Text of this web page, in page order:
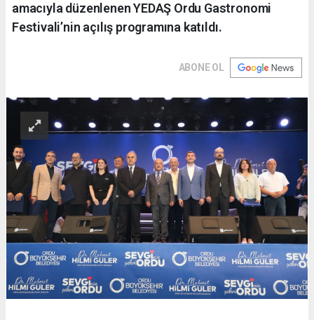
amacıyla düzenlenen YEDAŞ Ordu Gastronomi
Festivali’nin açılış programına katıldı.
ABONE OL